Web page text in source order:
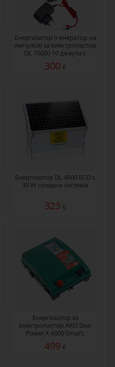
Енергизатор (генератор на
импулси) за електропастир
DL 10000 10 джаула с
300 €
Енергизатор DL 4500 ECO с
30 W соларна система
323 €
Енергизатор за
електропастир AKO Duo
Power X 6000 Smart,
499 €